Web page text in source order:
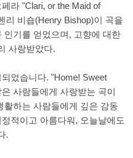
라 "Clari, or the Maid of
리 비숍(Henry Bishop)이 곡을
인기를 얻었으며, 고향에 대한
사랑받았다.
었습니다. "Home! Sweet
사람들에게 사랑받는 곡이
하는 사람들에게 깊은 감동
적이고 아름다워, 오늘날에도
.